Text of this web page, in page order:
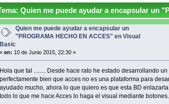
Quien me puede ayudar a encapsular un
3911 veces)
Quien me puede ayudar a encapsular un
"PROGRAMA HECHO EN ACCES" en Visual
Basic
« en: 10 de Junio 2015, 22:30 »
Hola que tal ........ Desde hace rato he estado desarrollando
perfectamente bien que acces no es una plataforma para
ayudado mucho, ahora lo que quiero es que esta BD
todo lo que me hace Acces lo haga el visual mediante botones.